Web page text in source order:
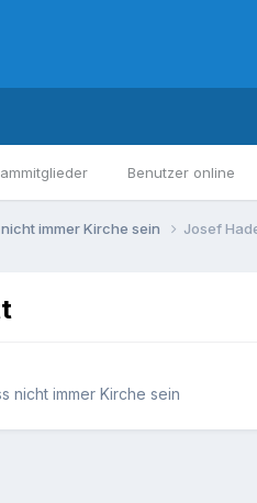
Benutzer online
nicht immer Kirche sein Josef
nicht immer Kirche sein